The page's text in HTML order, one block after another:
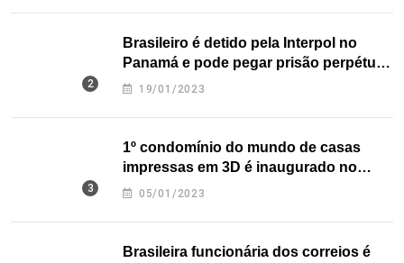
Brasileiro é detido pela Interpol no
Panamá e pode pegar prisão perpétua
nos EUA
19/01/2023
1º condomínio do mundo de casas
impressas em 3D é inaugurado no
Texas
05/01/2023
Brasileira funcionária dos correios é